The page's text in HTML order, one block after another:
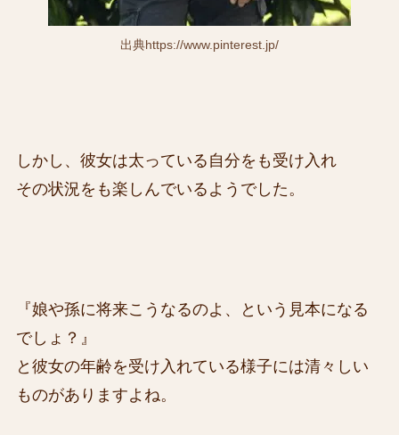
出典https://www.pinterest.jp/
しかし、彼女は太っている自分をも受け入れ
その状況をも楽しんでいるようでした。
『娘や孫に将来こうなるのよ、という見本になる
でしょ？』
と彼女の年齢を受け入れている様子には清々しい
ものがありますよね。